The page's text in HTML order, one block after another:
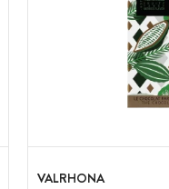
VALRHONA